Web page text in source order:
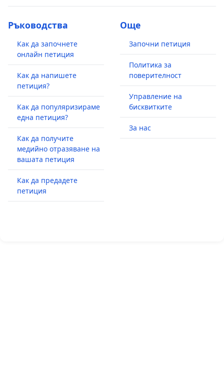
Ръководства
Как да започнете
онлайн петиция
Как да напишете
петиция?
Как да популяризираме
една петиция?
Как да получите
медийно отразяване на
вашата петиция
Как да предадете
петиция
Още
Започни петиция
Политика за
поверителност
Управление на
бисквитките
За нас